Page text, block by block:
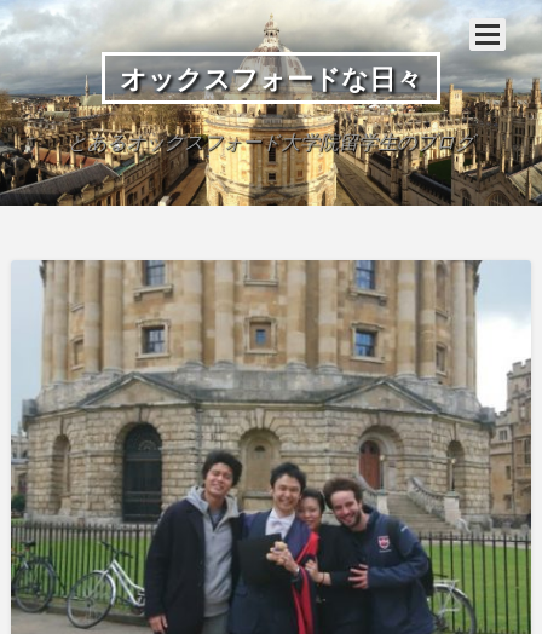
オックスフォードな日々
とあるオックスフォード大学院留学生のブログ